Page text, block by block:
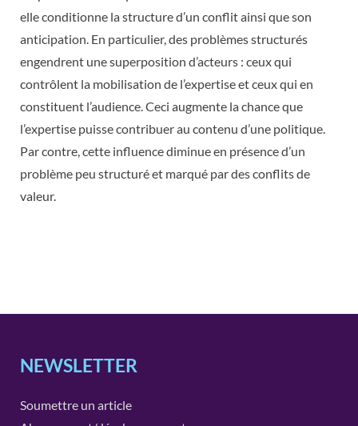
elle conditionne la structure d’un conflit ainsi que son
anticipation. En particulier, des problèmes structurés
engendrent une superposition d’acteurs : ceux qui
contrôlent la mobilisation de l’expertise et ceux qui en
constituent l’audience. Ceci augmente la chance que
l’expertise puisse contribuer au contenu d’une politique.
Par contre, cette influence diminue en présence d’un
problème peu structuré et marqué par des conflits de
valeur.
NEWSLETTER
Soumettre un article